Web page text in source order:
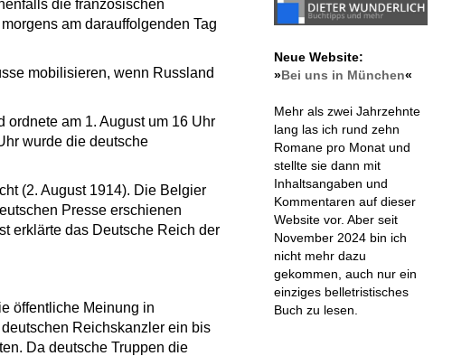
die französischen
am darauffolgenden Tag
mobilisieren, wenn Russland
am 1. August um 16 Uhr
wurde die deutsche
(2. August 1914). Die Belgier
Presse erschienen
erklärte das Deutsche Reich der
öffentliche Meinung in
Reichskanzler ein bis
Da deutsche Truppen die
Neue Website:
»Bei uns in München«
Mehr als zwei Jahrzehnte
lang las ich rund zehn
Romane pro Monat und
stellte sie dann mit
Inhaltsangaben und
Kommentaren auf dieser
Website vor. Aber seit
November 2024 bin ich
nicht mehr dazu
gekommen, auch nur ein
einziges belletristisches
Buch zu lesen.